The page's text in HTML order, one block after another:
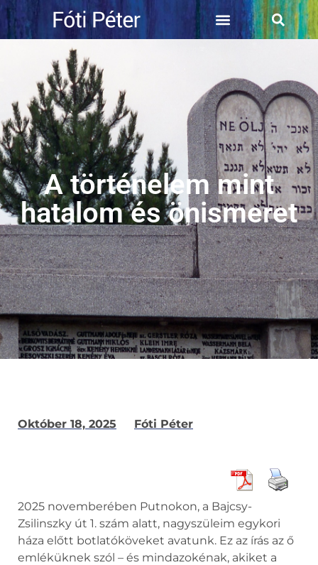
A történelem mint
hatalom és önismeret
Október 18, 2025 Fóti Péter
2025 novemberében Putnokon, a Bajcsy-
Zsilinszky út 1. szám alatt, nagyszüleim egykori
háza előtt botlatóköveket avatunk. Ez az írás az ő
emléküknek szól – és mindazokénak, akiket a